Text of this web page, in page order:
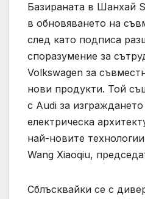
Базираната в Шанхай
в обновяването на
след като подписа
споразумение за
Volkswagen за
нови продукти. Той
с Audi за
електрическа
най-новите
Wang Xiaoqiu,
Сблъсквайки се с